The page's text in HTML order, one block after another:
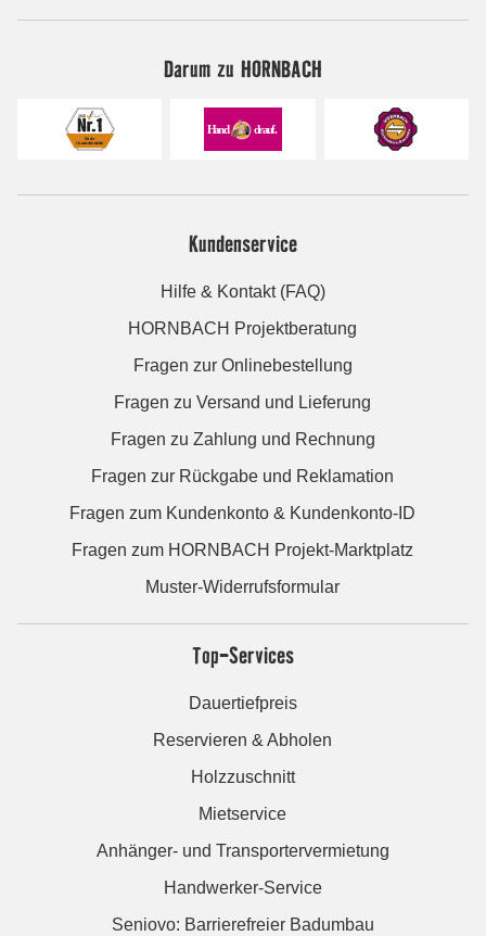
Darum zu HORNBACH
Kundenservice
Hilfe & Kontakt (FAQ)
HORNBACH Projektberatung
Fragen zur Onlinebestellung
Fragen zu Versand und Lieferung
Fragen zu Zahlung und Rechnung
Fragen zur Rückgabe und Reklamation
Fragen zum Kundenkonto & Kundenkonto-ID
Fragen zum HORNBACH Projekt-Marktplatz
Muster-Widerrufsformular
Top-Services
Dauertiefpreis
Reservieren & Abholen
Holzzuschnitt
Mietservice
Anhänger- und Transportervermietung
Handwerker-Service
Seniovo: Barrierefreier Badumbau